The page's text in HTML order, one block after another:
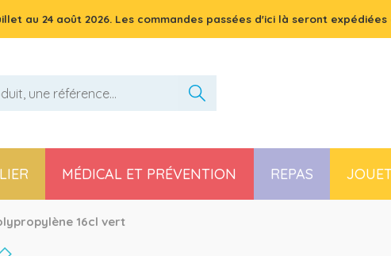
au 24 août 2026. Les commandes passées d'ici là seront expédiées
MÉDICAL ET PRÉVENTION REPAS
16cl vert